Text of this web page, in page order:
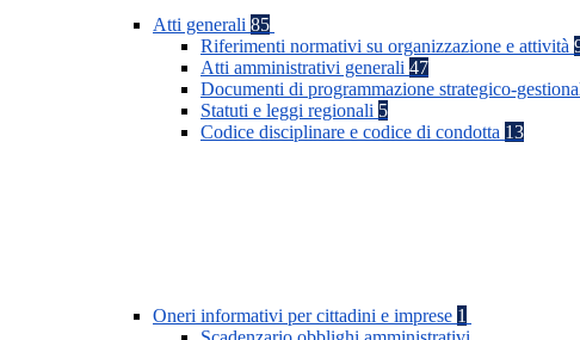
Atti generali 85
Riferimenti normativi su organizzazione e attività
Atti amministrativi generali 47
Documenti di programmazione strategico-
Statuti e leggi regionali 5
Codice disciplinare e codice di condotta 13
Oneri informativi per cittadini e imprese 1